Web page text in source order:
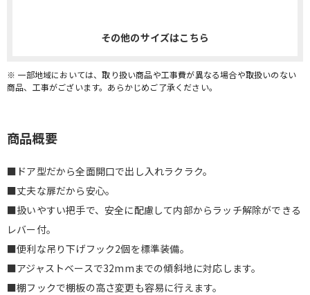
その他のサイズはこちら
※ 一部地域においては、取り扱い商品や工事費が異なる場合や取扱いのない
商品、工事がございます。あらかじめご了承ください。
商品概要
■ドア型だから全面開口で出し入れラクラク。
■丈夫な扉だから安心。
■扱いやすい把手で、安全に配慮して内部からラッチ解除ができる
レバー付。
■便利な吊り下げフック2個を標準装備。
■アジャストベースで32mmまでの傾斜地に対応します。
■棚フックで棚板の高さ変更も容易に行えます。